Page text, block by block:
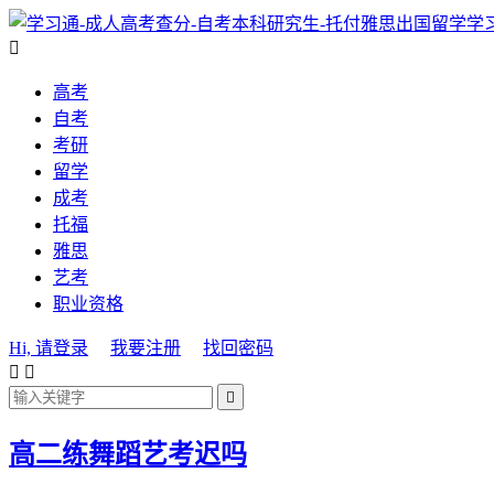
学

高考
自考
考研
留学
成考
托福
雅思
艺考
职业资格
Hi, 请登录 我要注册
找回密码
 

高二练舞蹈艺考迟吗